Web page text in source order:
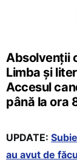
Absolvenții
Limba și
Accesul
până la ora
UPDATE:
au avut de